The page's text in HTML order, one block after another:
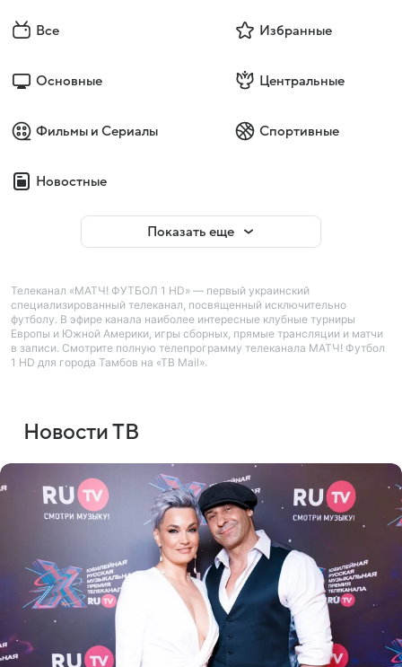
Все Избранные
Основные Центральные
Фильмы и Сериалы Спортивные
Новостные
Показать еще
Телеканал «МАТЧ! ФУТБОЛ 1 HD» — первый украинский
специализированный телеканал, посвященный исключительно
футболу. В эфире канала наиболее интересные клубные турниры
Европы и Южной Америки, игры сборных, прямые трансляции и матчи
в записи. Смотрите полную телепрограмму телеканала МАТЧ! Футбол
1 HD для города Тамбов на «ТВ Mail».
Новости ТВ